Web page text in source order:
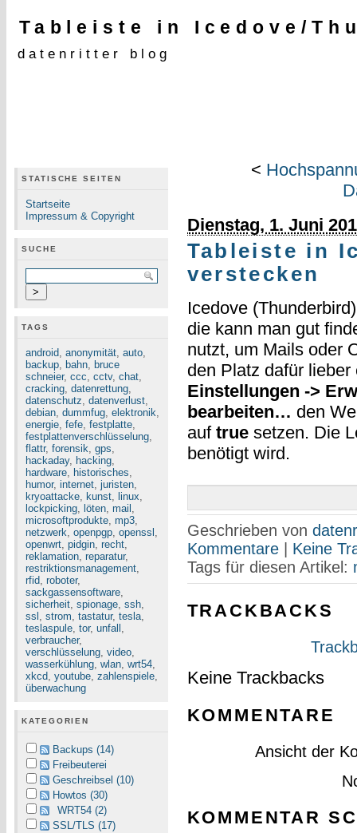
Tableiste in Icedove/
datenritter blog
STATISCHE SEITEN
Startseite
Impressum & Copyright
SUCHE
TAGS
android, anonymität, auto,
backup, bahn, bruce
schneier, ccc, cctv, chat,
cracking, datenrettung,
datenschutz, datenverlust,
debian, dummfug, elektronik,
energie, fefe, festplatte,
festplattenverschlüsselung,
flattr, forensik, gps,
hackaday, hacking,
hardware, historisches,
humor, internet, juristen,
kryoattacke, kunst, linux,
lockpicking, löten, mail ,
microsoftprodukte, mp3,
netzwerk, openpgp, openssl ,
openwrt, pidgin, recht,
reklamation, reparatur,
restriktionsmanagement,
rfid, roboter,
sackgassensoftware,
sicherheit, spionage, ssh,
ssl , strom, tastatur, tesla,
teslaspule, tor, unfall ,
verbraucher,
verschlüsselung, video,
wasserkühlung, wlan, wrt54,
xkcd, youtube, zahlenspiele,
überwachung
KATEGORIEN
Backups (14)
Freibeuterei
Geschreibsel (10)
Howtos (30)
WRT54 (2)
SSL/TLS (17)
<
Dienstag, 1. Juni
Tableiste in
verstecken
Icedove
die kann man gut
nutzt, um Mails oder
den Platz dafür
Einstellungen ->
bearbeiten… den
auf truesetzen. Die
benötigt wird.
Geschrieben von
Kommentare| Keine
Tags für diesen Artikel:
TRACKBACKS
Keine Trackbacks
KOMMENTARE
Ansicht der
KOMMENTAR